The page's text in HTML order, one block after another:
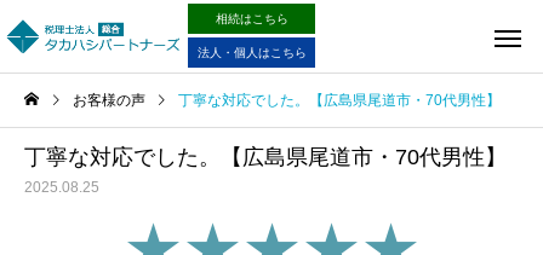
相続はこちら
法人・個人はこちら
お客様の声 丁寧な対応でした。【広島県尾道市・70代男性】
丁寧な対応でした。【広島県尾道市・70代男性】
2025.08.25